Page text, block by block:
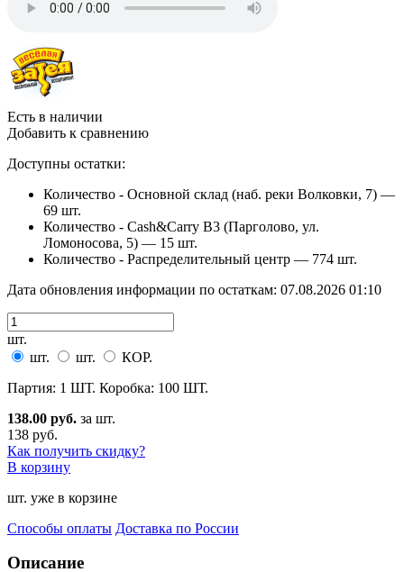
Есть в наличии
Добавить к сравнению
Доступны остатки:
Количество - Основной склад (наб. реки Волковки, 7) —
69 шт.
Количество - Cash&Carry B3 (Парголово, ул.
Ломоносова, 5) — 15 шт.
Количество - Распределительный центр — 774 шт.
Дата обновления информации по остаткам: 07.08.2026 01:10
шт.
шт.
шт.
КОР.
Партия: 1 ШТ. Коробка: 100 ШТ.
138.00 руб. за шт.
138 руб.
Как получить скидку?
В корзину
шт. уже в корзине
Способы оплаты Доставка по России
Описание